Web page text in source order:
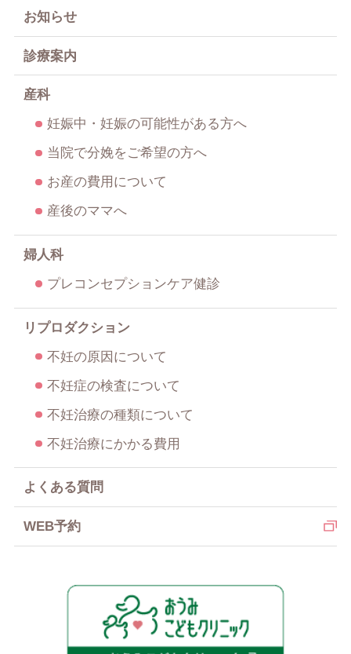
お知らせ
診療案内
産科
妊娠中・妊娠の可能性がある方へ
当院で分娩をご希望の方へ
お産の費用について
産後のママへ
婦人科
プレコンセプションケア健診
リプロダクション
不妊の原因について
不妊症の検査について
不妊治療の種類について
不妊治療にかかる費用
よくある質問
WEB予約